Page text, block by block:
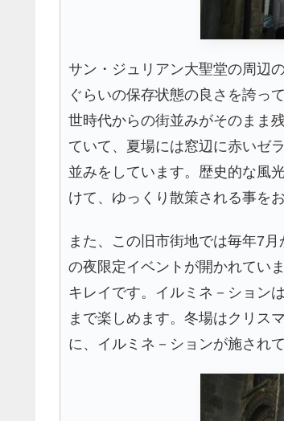
サン・ジュリアン大聖堂の周辺
ぐらいの保存状態の良さを誇っ
世時代からの街並みがそのまま
ていて、夏場には窓辺に赤いゼ
並みをしています。歴史的な風
けて、ゆっくり散策される事を
また、この旧市街地では毎年7
の夜限定イベントが開かれてい
キレイです。イルミネ－ション
まで楽しめます。冬場はクリス
に、イルミネ－ションが施され